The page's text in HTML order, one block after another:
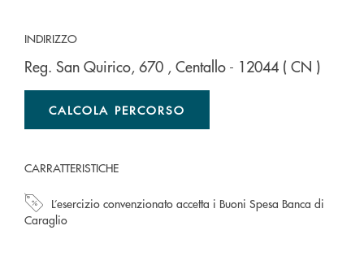
INDIRIZZO
Reg. San Quirico, 670 , Centallo - 12044 ( CN )
CALCOLA PERCORSO
CARRATTERISTICHE
L’esercizio convenzionato accetta i Buoni Spesa Banca di
Caraglio